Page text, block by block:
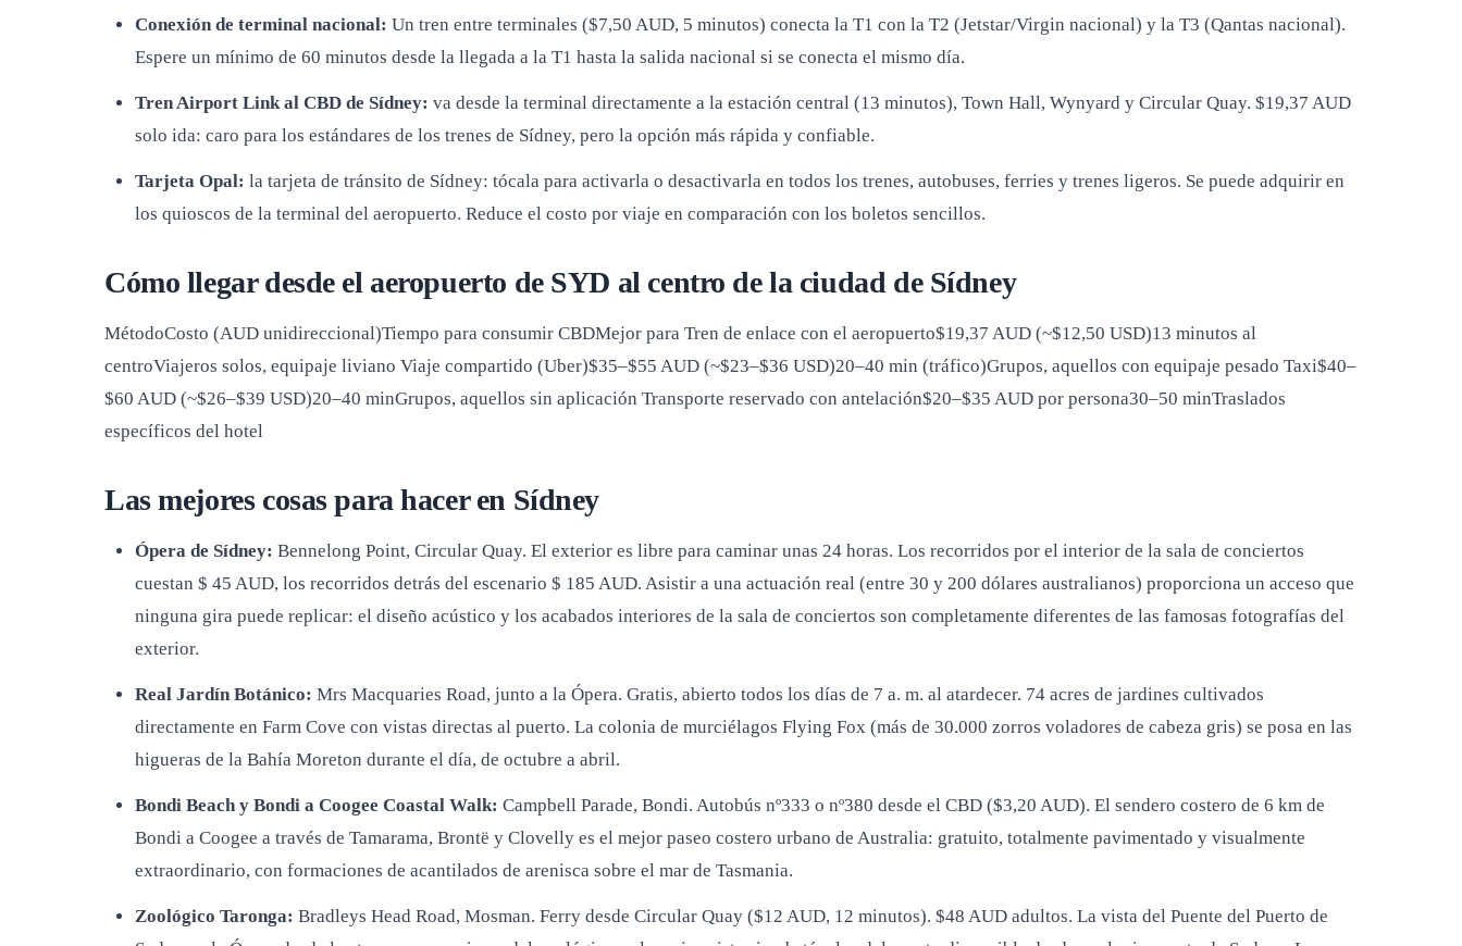
Conexión de terminal nacional: Un tren entre terminales ($7,50 AUD, 5 minutos) conecta la T1 con la T2 (Jetstar/Virgin nacional) y la T3 (Qantas nacional).
Espere un mínimo de 60 minutos desde la llegada a la T1 hasta la salida nacional si se conecta el mismo día.
Tren Airport Link al CBD de Sídney: va desde la terminal directamente a la estación central (13 minutos), Town Hall, Wynyard y Circular Quay. $19,37 AUD
solo ida: caro para los estándares de los trenes de Sídney, pero la opción más rápida y confiable.
Tarjeta Opal: la tarjeta de tránsito de Sídney: tócala para activarla o desactivarla en todos los trenes, autobuses, ferries y trenes ligeros. Se puede adquirir en
los quioscos de la terminal del aeropuerto. Reduce el costo por viaje en comparación con los boletos sencillos.
Cómo llegar desde el aeropuerto de SYD al centro de la ciudad de Sídney
MétodoCosto (AUD unidireccional)Tiempo para consumir CBDMejor para Tren de enlace con el aeropuerto$19,37 AUD (~$12,50 USD)13 minutos al
centroViajeros solos, equipaje liviano Viaje compartido (Uber)$35–$55 AUD (~$23–$36 USD)20–40 min (tráfico)Grupos, aquellos con equipaje pesado Taxi$40–
$60 AUD (~$26–$39 USD)20–40 minGrupos, aquellos sin aplicación Transporte reservado con antelación$20–$35 AUD por persona30–50 minTraslados
específicos del hotel
Las mejores cosas para hacer en Sídney
Ópera de Sídney: Bennelong Point, Circular Quay. El exterior es libre para caminar unas 24 horas. Los recorridos por el interior de la sala de conciertos
cuestan $ 45 AUD, los recorridos detrás del escenario $ 185 AUD. Asistir a una actuación real (entre 30 y 200 dólares australianos) proporciona un acceso que
ninguna gira puede replicar: el diseño acústico y los acabados interiores de la sala de conciertos son completamente diferentes de las famosas fotografías del
exterior.
Real Jardín Botánico: Mrs Macquaries Road, junto a la Ópera. Gratis, abierto todos los días de 7 a. m. al atardecer. 74 acres de jardines cultivados
directamente en Farm Cove con vistas directas al puerto. La colonia de murciélagos Flying Fox (más de 30.000 zorros voladores de cabeza gris) se posa en las
higueras de la Bahía Moreton durante el día, de octubre a abril.
Bondi Beach y Bondi a Coogee Coastal Walk: Campbell Parade, Bondi. Autobús nº333 o nº380 desde el CBD ($3,20 AUD). El sendero costero de 6 km de
Bondi a Coogee a través de Tamarama, Brontë y Clovelly es el mejor paseo costero urbano de Australia: gratuito, totalmente pavimentado y visualmente
extraordinario, con formaciones de acantilados de arenisca sobre el mar de Tasmania.
Zoológico Taronga: Bradleys Head Road, Mosman. Ferry desde Circular Quay ($12 AUD, 12 minutos). $48 AUD adultos. La vista del Puente del Puerto de